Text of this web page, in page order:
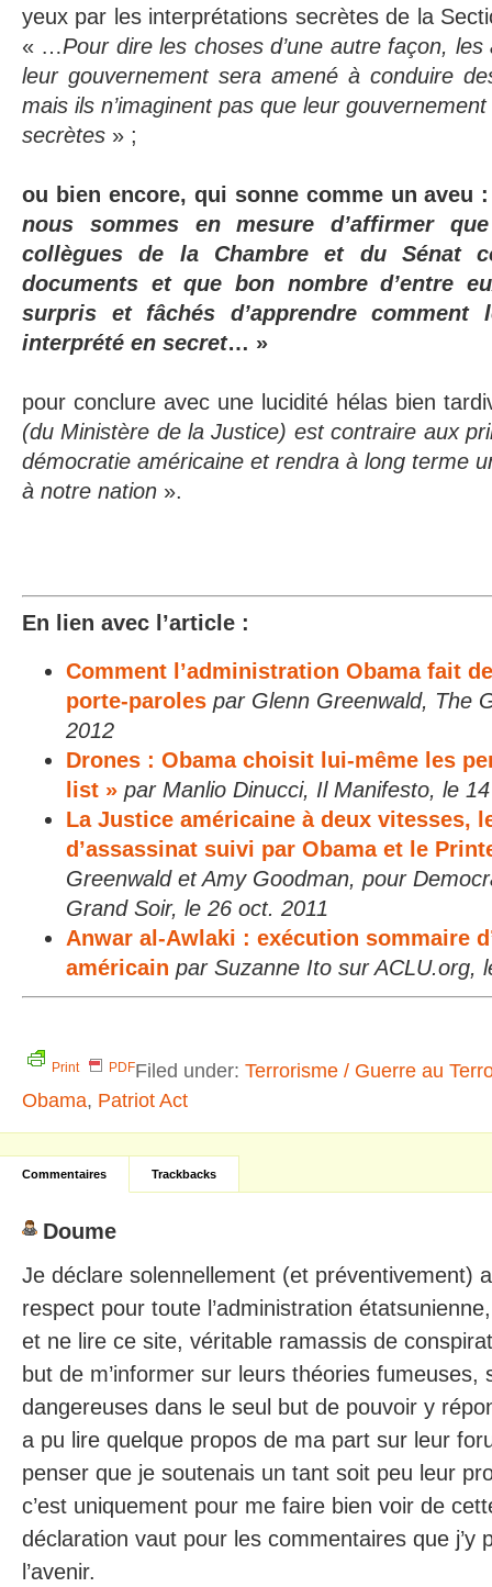
yeux par les interprétations secrètes de la
« …Pour dire les choses d’une autre façon,
leur gouvernement sera amené à conduire
mais ils n’imaginent pas que leur
secrètes » ;
ou bien encore, qui sonne comme un aveu
nous sommes en mesure d’affirmer
collègues de la Chambre et du Sénat
documents et que bon nombre d’entre
surpris et fâchés d’apprendre
interprété en secret… »
pour conclure avec une lucidité hélas bien
(du Ministère de la Justice) est contraire aux
démocratie américaine et rendra à long terme
à notre nation ».
En lien avec l’article :
Comment l’administration Obama fait
porte-paroles par Glenn Greenwald, The
2012
Drones : Obama choisit lui-même les
list » par Manlio Dinucci, Il Manifesto, le
La Justice américaine à deux vitesses,
d’assassinat suivi par Obama et le
Greenwald et Amy Goodman, pour
Grand Soir, le 26 oct. 2011
Anwar al-Awlaki : exécution sommaire
américain par Suzanne Ito sur ACLU.org,
Print PDFFiled under: Terrorisme / Guerre au
Obama, Patriot Act
Commentaires Trackbacks
Doume
Je déclare solennellement (et préventivement)
respect pour toute l’administration
et ne lire ce site, véritable ramassis de
but de m’informer sur leurs théories fumeuses,
dangereuses dans le seul but de pouvoir y
a pu lire quelque propos de ma part sur leur
penser que je soutenais un tant soit peu leur
c’est uniquement pour me faire bien voir de
déclaration vaut pour les commentaires que j’y
l’avenir.